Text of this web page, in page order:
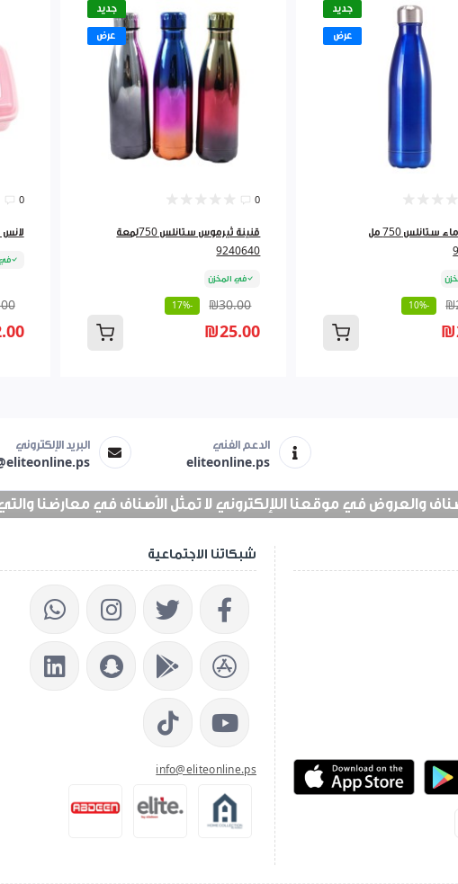
جديد
عرض
ثيرموس ماء ستانلس 750 مل
-10%
جديد
عرض
0
قنينة ثيرموس ستانلس 750لمعة
9240640
في المخزن
₪30.00
-17%
₪25.00
0
لانس بوكس 3
في
الدعم الفني
eliteonline.ps
البريد الإلكتروني
والعروض في موقعنا اللإلكتروني لا تمثل الأصناف في معارضنا والتي تزيد عن
شبكاتنا الاجتماعية
info@eliteonline.ps ios App